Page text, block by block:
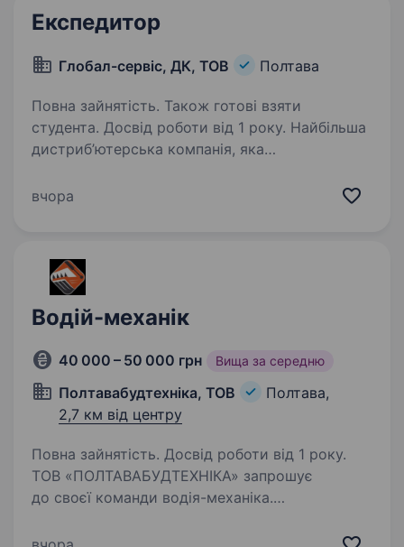
Експедитор
Глобал-сервіс, ДК, ТОВ Полтава
Повна зайнятість. Також готові взяти
студента. Досвід роботи від 1 року. Найбільша
дистриб’ютерська компанія, яка
«Кока-Кола Беверіджиз Україна Лімітед»,
вчора
Водій-механік
40 000 – 50 000 грн Вища за середню
Полтавабудтехніка, ТОВ
Полтава,
2,7 км від центру
Повна зайнятість. Досвід роботи від 1 року.
ТОВ «ПОЛТАВАБУДТЕХНІКА» запрошує
до своєї команди водія-механіка.
технікою, тому шукаємо не просто водія,